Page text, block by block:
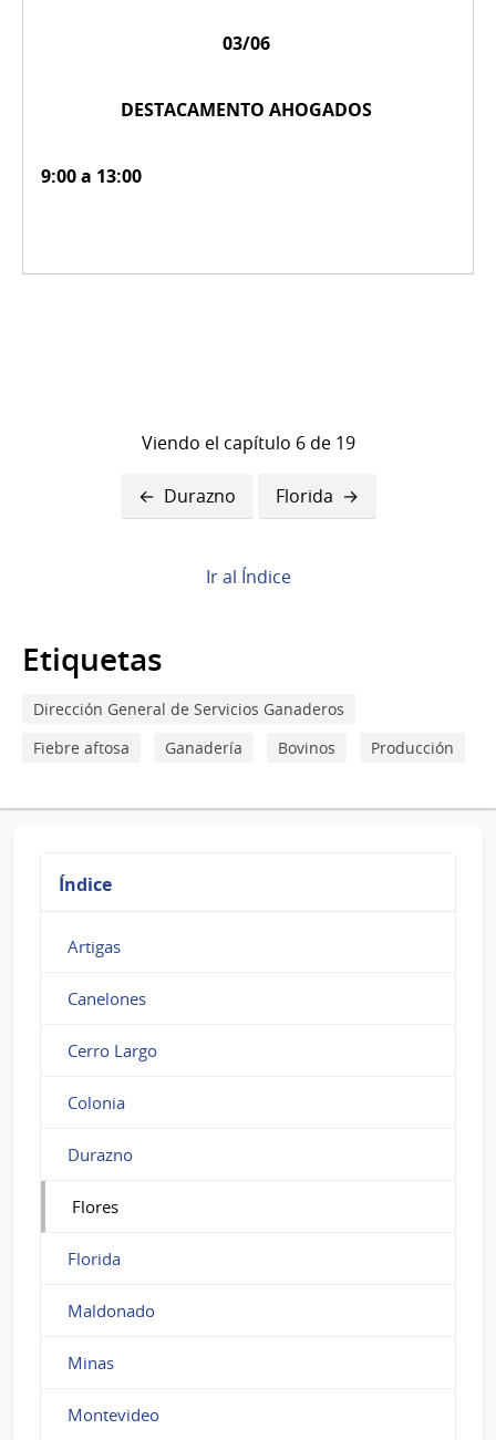
03/06
DESTACAMENTO AHOGADOS
9:00 a 13:00
Viendo el capítulo 6 de 19
Enlaces
transversales
para
Flores
Durazno Florida
Ir al Índice
Etiquetas
Dirección General de Servicios Ganaderos
Fiebre aftosa
Ganadería Bovinos Producción
Índice
Artigas
Canelones
Cerro Largo
Colonia
Durazno
Flores
Florida
Maldonado
Minas
Montevideo